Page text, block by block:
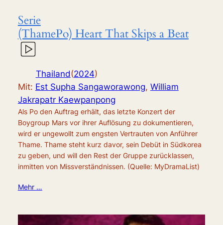
Serie
(ThamePo) Heart That Skips a Beat
Thailand(2024)
Mit: Est Supha Sangaworawong, William
Jakrapatr Kaewpanpong
Als Po den Auftrag erhält, das letzte Konzert der
Boygroup Mars vor ihrer Auflösung zu dokumentieren,
wird er ungewollt zum engsten Vertrauten von Anführer
Thame. Thame steht kurz davor, sein Debüt in Südkorea
zu geben, und will den Rest der Gruppe zurücklassen,
inmitten von Missverständnissen. (Quelle: MyDramaList)
Mehr …